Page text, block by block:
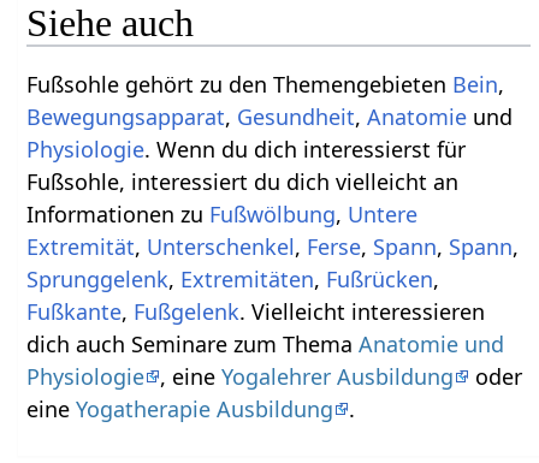
Siehe auch
Fußsohle gehört zu den Themengebieten Bein,
Bewegungsapparat, Gesundheit,Anatomie und
Physiologie. Wenn du dich interessierst für
Fußsohle, interessiert du dich vielleicht an
Informationen zu Fußwölbung, Untere
Extremität, Unterschenkel, Ferse, Spann, Spann,
Sprunggelenk, Extremitäten, Fußrücken,
Fußkante, Fußgelenk. Vielleicht interessieren
dich auch Seminare zum ThemaAnatomie und
Physiologie , eineYogalehrer Ausbildung
oder
eineYogatherapie Ausbildung .